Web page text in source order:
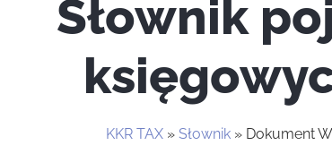
Słownik
KKR TAX » Słownik » Dokument